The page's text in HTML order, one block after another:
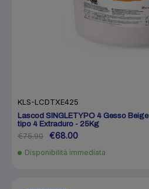
KLS-LCDTXE425
Lascod SINGLETYPO 4 Gesso
tipo 4 Extraduro - 25Kg
€75.90 €68.00
Disponibilità immediata